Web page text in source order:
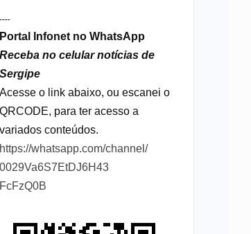
----
Portal Infonet no WhatsApp
Receba no celular notícias de
Sergipe
Acesse o link abaixo, ou escanei o
QRCODE, para ter acesso a
variados conteúdos.
https://whatsapp.com/channel/
0029Va6S7EtDJ6H43
FcFzQ0B